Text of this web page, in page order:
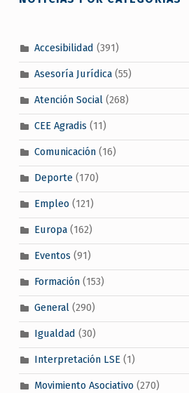
Accesibilidad (391)
Asesoría Jurídica(55)
Atención Social(268)
CEE Agradis (11)
Comunicación(16)
Deporte(170)
Empleo (121)
Europa(162)
Eventos (91)
Formación(153)
General(290)
Igualdad (30)
Interpretación LSE(1)
Movimiento Asociativo (270)